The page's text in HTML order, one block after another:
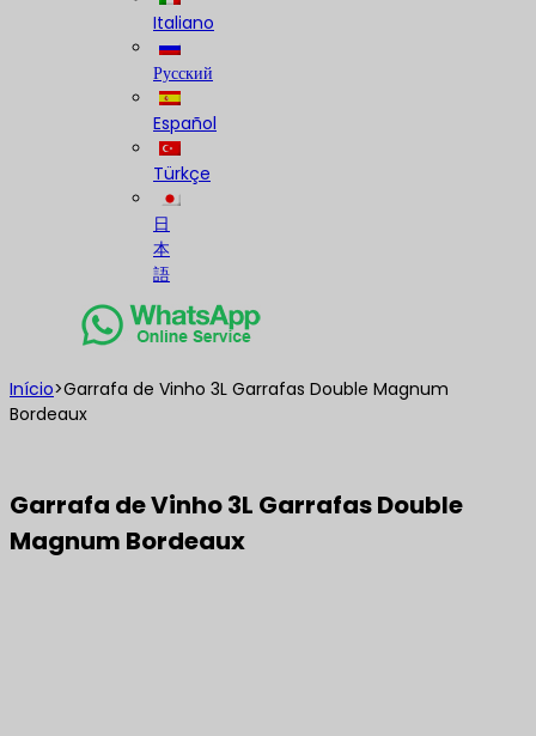
Italiano
Русский
Español
Türkçe
日
本
語
Início>Garrafa de Vinho 3L Garrafas Double Magnum
Bordeaux
Garrafa de Vinho 3L Garrafas Double
Magnum Bordeaux